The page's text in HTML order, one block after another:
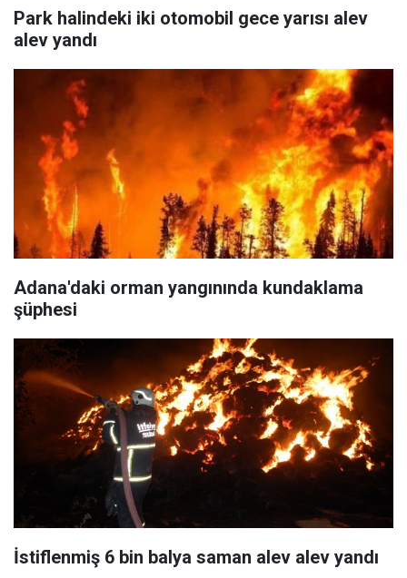
Park halindeki iki otomobil gece yarısı alev
alev yandı
Adana'daki orman yangınında kundaklama
şüphesi
İstiflenmiş 6 bin balya saman alev alev yandı